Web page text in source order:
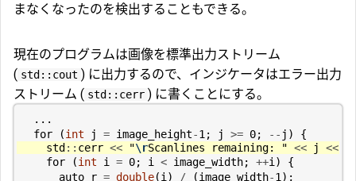
まなくなったのを検出することもできる。
現在のプログラムは画像を標準出力ストリーム
( std::cout ) に出力するので、インジケータはエラー出力
ストリーム ( std::cerr ) に書くことにする。
...
for
(int j = image_height-1 ; j >= 0; -- j )
{
std :: cerr << "\rScanlines remaining: " << j <<
for
(int i = 0; i < image_width; ++i )
{
auto
r = double(i ) / (image_width-1 );